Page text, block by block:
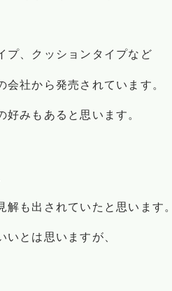
プ、クッションタイプなど
社から発売されています。
みもあると思います。
も出されていたと思います。
とは思いますが、